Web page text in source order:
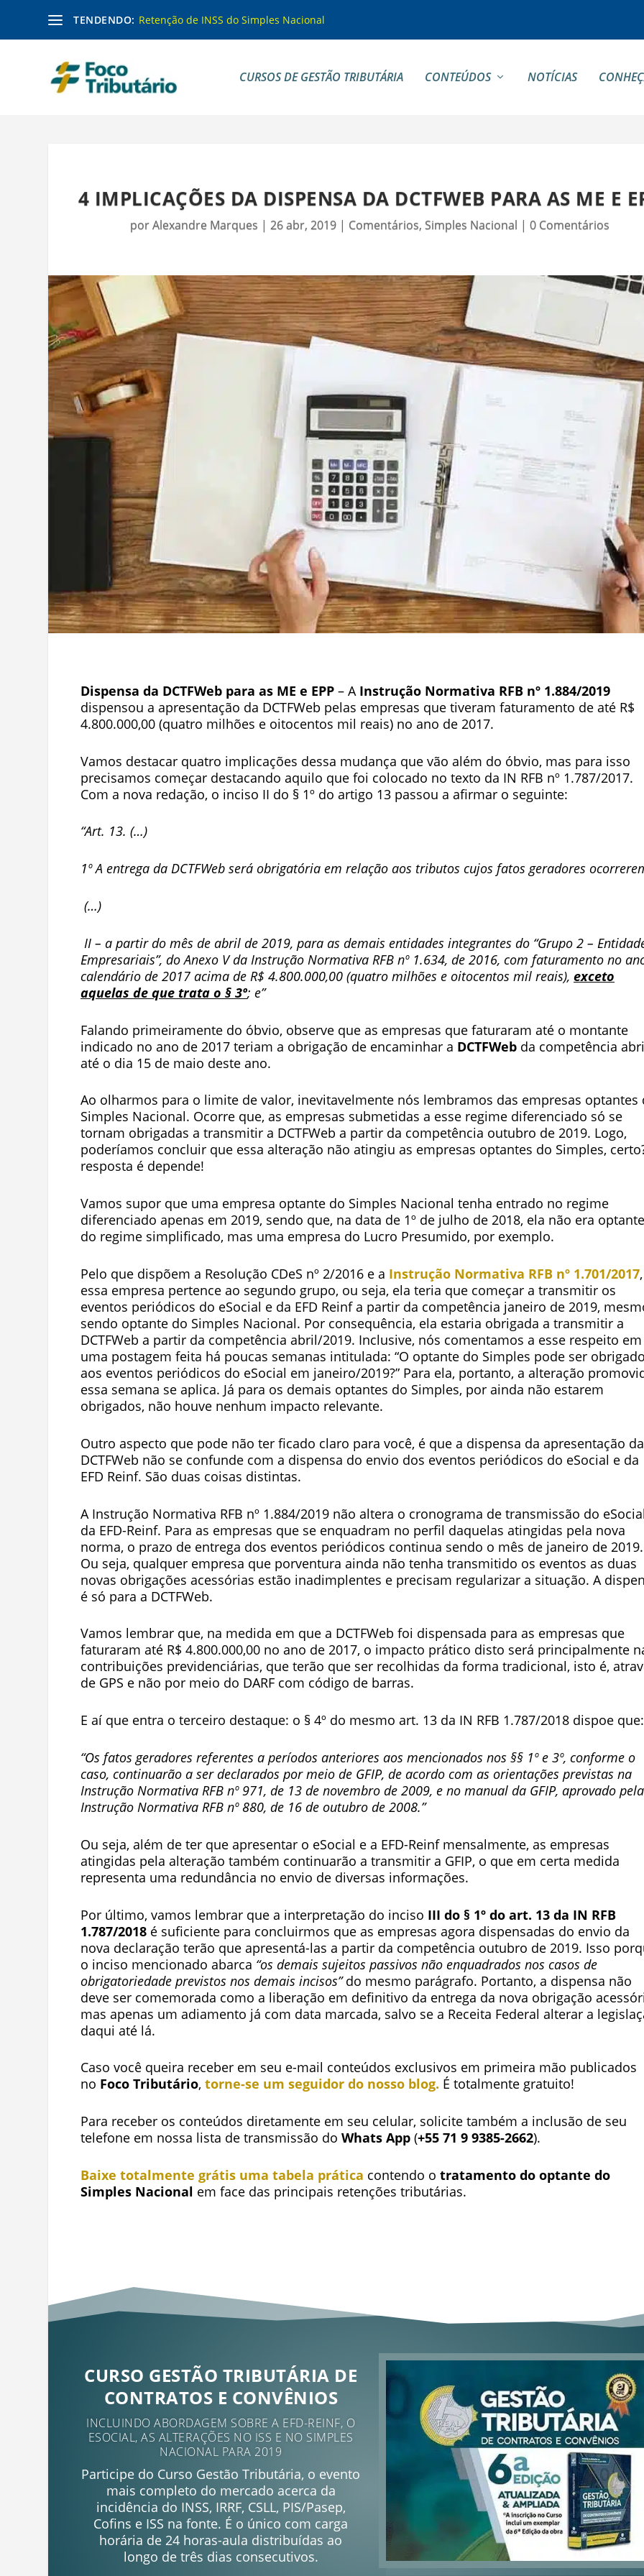
TENDENDO: Retenção de INSS do Simples Nacional
CURSOS DE GESTÃO TRIBUTÁRIA CONTEÚDOS NOTÍCIAS
4 IMPLICAÇÕES DA DISPENSA DA DCTFWEB PARA AS ME E
porAlexandre Marques |26 abr, 2019 | Comentários,Simples Nacional |0 Comentários
Dispensa da DCTFWeb para as ME e EPP– A Instrução Normativa RFB nº 1.884/2019
dispensou a apresentação da DCTFWeb pelas empresas que tiveram faturamento de até R$
4.800.000,00 (quatro milhões e oitocentos mil reais) no ano de 2017.
Vamos destacar quatro implicações dessa mudança que vão além do óbvio, mas para isso
precisamos começar destacando aquilo que foi colocado no texto da IN RFB nº 1.787/2017.
Com a nova redação, o inciso II do § 1º do artigo 13 passou a afirmar o seguinte:
“Art. 13. (…)
1º A entrega da DCTFWeb será obrigatória em relação aos tributos cujos fatos geradores
(…)
II – a partir do mês de abril de 2019, para as demais entidades integrantes do “Grupo 2 –
Empresariais”, do Anexo V da Instrução Normativa RFB nº 1.634, de 2016, com faturamento no
calendário de 2017 acima de R$ 4.800.000,00 (quatro milhões e oitocentos mil reais), exceto
aquelas de que trata o § 3º; e”
Falando primeiramente do óbvio, observe que as empresas que faturaram até o montante
indicado no ano de 2017 teriam a obrigação de encaminhar a DCTFWebda competência
até o dia 15 de maio deste ano.
Ao olharmos para o limite de valor, inevitavelmente nós lembramos das empresas optantes
Simples Nacional. Ocorre que, as empresas submetidas a esse regime diferenciado só se
tornam obrigadas a transmitir a DCTFWeb a partir da competência outubro de 2019. Logo,
poderíamos concluir que essa alteração não atingiu as empresas optantes do Simples,
resposta é depende!
Vamos supor que uma empresa optante do Simples Nacional tenha entrado no regime
diferenciado apenas em 2019, sendo que, na data de 1º de julho de 2018, ela não era optante
do regime simplificado, mas uma empresa do Lucro Presumido, por exemplo.
Pelo que dispõem a Resolução CDeS nº 2/2016 e a Instrução Normativa RFB nº 1.701/2017,
essa empresa pertence ao segundo grupo, ou seja, ela teria que começar a transmitir os
eventos periódicos do eSocial e da EFD Reinf a partir da competência janeiro de 2019,
sendo optante do Simples Nacional. Por consequência, ela estaria obrigada a transmitir a
DCTFWeb a partir da competência abril/2019. Inclusive, nós comentamos a esse respeito em
uma postagem feita há poucas semanas intitulada: “O optante do Simples pode ser obrigado
aos eventos periódicos do eSocial em janeiro/2019?” Para ela, portanto, a alteração
essa semana se aplica. Já para os demais optantes do Simples, por ainda não estarem
obrigados, não houve nenhum impacto relevante.
Outro aspecto que pode não ter ficado claro para você, é que a dispensa da apresentação da
DCTFWeb não se confunde com a dispensa do envio dos eventos periódicos do eSocial e da
EFD Reinf. São duas coisas distintas.
A Instrução Normativa RFB nº 1.884/2019 não altera o cronograma de transmissão do
da EFD-Reinf. Para as empresas que se enquadram no perfil daquelas atingidas pela nova
norma, o prazo de entrega dos eventos periódicos continua sendo o mês de janeiro de 2019.
Ou seja, qualquer empresa que porventura ainda não tenha transmitido os eventos as duas
novas obrigações acessórias estão inadimplentes e precisam regularizar a situação. A
é só para a DCTFWeb.
Vamos lembrar que, na medida em que a DCTFWeb foi dispensada para as empresas que
faturaram até R$ 4.800.000,00 no ano de 2017, o impacto prático disto será principalmente
contribuições previdenciárias, que terão que ser recolhidas da forma tradicional, isto é,
de GPS e não por meio do DARF com código de barras.
E aí que entra o terceiro destaque: o § 4º do mesmo art. 13 da IN RFB 1.787/2018 dispoe que:
“Os fatos geradores referentes a períodos anteriores aos mencionados nos §§ 1º e 3º, conforme o
caso, continuarão a ser declarados por meio de GFIP, de acordo com as orientações previstas na
Instrução Normativa RFB nº 971, de 13 de novembro de 2009, e no manual da GFIP, aprovado pela
Instrução Normativa RFB nº 880, de 16 de outubro de 2008.”
Ou seja, além de ter que apresentar o eSocial e a EFD-Reinf mensalmente, as empresas
atingidas pela alteração também continuarão a transmitir a GFIP, o que em certa medida
representa uma redundância no envio de diversas informações.
Por último, vamos lembrar que a interpretação do inciso III do § 1º do art. 13 da IN RFB
1.787/2018é suficiente para concluirmos que as empresas agora dispensadas do envio da
nova declaração terão que apresentá-las a partir da competência outubro de 2019. Isso
o inciso mencionado abarca “os demais sujeitos passivos não enquadrados nos casos de
obrigatoriedade previstos nos demais incisos”do mesmo parágrafo. Portanto, a dispensa não
deve ser comemorada como a liberação em definitivo da entrega da nova obrigação
mas apenas um adiamento já com data marcada, salvo se a Receita Federal alterar a
daqui até lá.
Caso você queira receber em seu e-mail conteúdos exclusivos em primeira mão publicados
no Foco Tributário, torne-se um seguidor do nosso blog. É totalmente gratuito!
Para receber os conteúdos diretamente em seu celular, solicite também a inclusão de seu
telefone em nossa lista de transmissão do Whats App(+55 71 9 9385-2662).
Baixe totalmente grátis uma tabela prática contendo o tratamento do optante do
Simples Nacional em face das principais retenções tributárias.
CURSO GESTÃO TRIBUTÁRIA DE
CONTRATOS E CONVÊNIOS
INCLUINDO ABORDAGEM SOBRE A EFD-REINF, O
ESOCIAL, AS ALTERAÇÕES NO ISS E NO SIMPLES
NACIONAL PARA 2019
Participe do Curso Gestão Tributária, o evento
mais completo do mercado acerca da
incidência do INSS, IRRF, CSLL, PIS/Pasep,
Cofins e ISS na fonte. É o único com carga
horária de 24 horas-aula distribuídas ao
longo de três dias consecutivos.